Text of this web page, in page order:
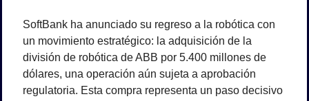
SoftBank ha anunciado su regreso a la robótica con
un movimiento estratégico: la adquisición de la
división de robótica de ABB por 5.400 millones de
dólares, una operación aún sujeta a aprobación
regulatoria. Esta compra representa un paso decisivo